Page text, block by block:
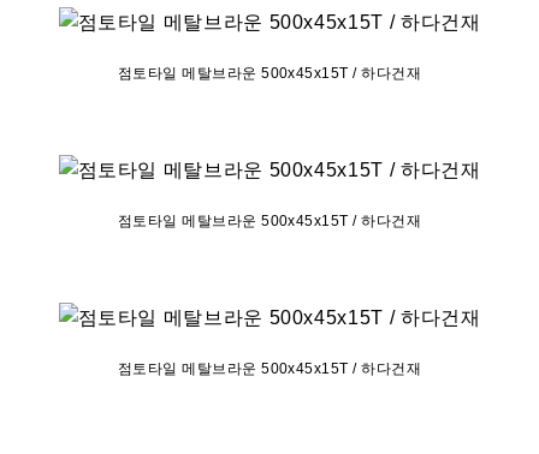
점토타일 메탈브라운 500x45x15T / 하다건재
점토타일 메탈브라운 500x45x15T / 하다건재
점토타일 메탈브라운 500x45x15T / 하다건재